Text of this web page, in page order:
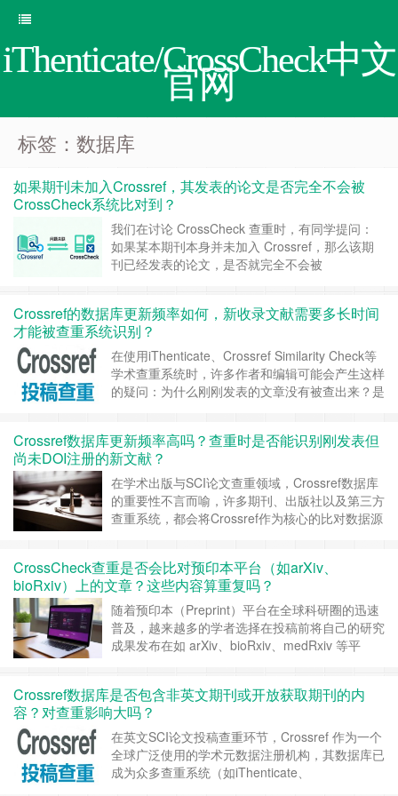
iThenticate/CrossCheck中文
官网
标签：数据库
如果期刊未加入Crossref，其发表的论文是否完全不会被
CrossCheck系统比对到？
我们在讨论 CrossCheck 查重时，有同学提问：
如果某本期刊本身并未加入 Crossref，那么该期
刊已经发表的论文，是否就完全不会被
际数据库来源之间的关系。 一、Crossref、
CrossCheck 与数据库的基本……
Crossref的数据库更新频率如何，新收录文献需要多长时间
才能被查重系统识别？
在使用iThenticate、Crossref Similarity Check等
学术查重系统时，许多作者和编辑可能会产生这样
的疑问：为什么刚刚发表的文章没有被查出来？是
Crossref本身并不是查重系统，而是全球学术出版
中最核心的元数据与全文授权枢纽，理解它的更新
机制……继续阅读 »
Crossref数据库更新频率高吗？查重时是否能识别刚发表但
尚未DOI注册的新文献？
在学术出版与SCI论文查重领域，Crossref数据库
的重要性不言而喻，许多期刊、出版社以及第三方
查重系统，都会将Crossref作为核心的比对数据源
完成DOI注册的新文献呢？ 一、Crossref数据库的
更新机制Crossref作为全球领先的学术出版注
册……继续阅读 »
CrossCheck查重是否会比对预印本平台（如arXiv、
bioRxiv）上的文章？这些内容算重复吗？
随着预印本（Preprint）平台在全球科研圈的迅速
普及，越来越多的学者选择在投稿前将自己的研究
成果发布在如 arXiv、bioRxiv、medRxiv 等平
稿，期刊用 CrossCheck 查重时会不会算成重
复？预印本是否会被 CrossCheck 系统收录？
如……继续阅读 »
Crossref数据库是否包含非英文期刊或开放获取期刊的内
容？对查重影响大吗？
在英文SCI论文投稿查重环节，Crossref 作为一个
全球广泛使用的学术元数据注册机构，其数据库已
成为众多查重系统（如iThenticate、